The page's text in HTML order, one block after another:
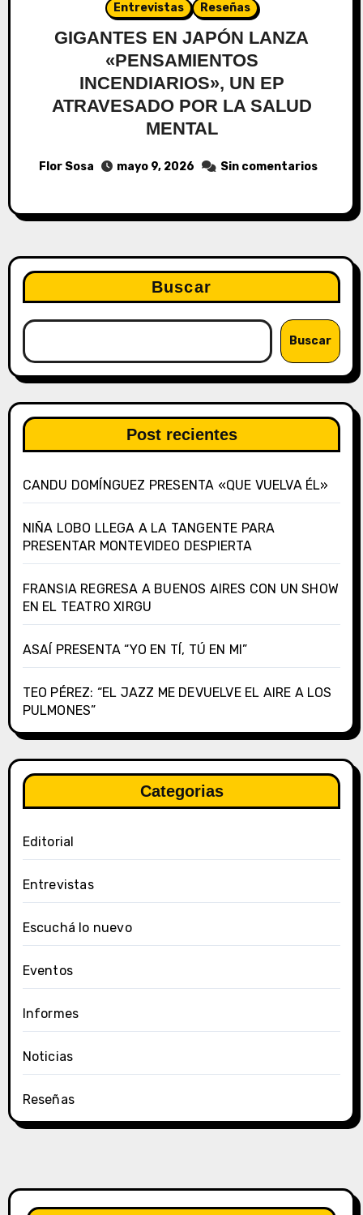
Entrevistas Reseñas
GIGANTES EN JAPÓN LANZA
«PENSAMIENTOS
INCENDIARIOS», UN EP
ATRAVESADO POR LA SALUD
MENTAL
Flor Sosa mayo 9, 2026 Sin comentarios
Buscar
Buscar
Post recientes
CANDU DOMÍNGUEZ PRESENTA «QUE VUELVA ÉL»
NIÑA LOBO LLEGA A LA TANGENTE PARA
PRESENTAR MONTEVIDEO DESPIERTA
FRANSIA REGRESA A BUENOS AIRES CON UN SHOW
EN EL TEATRO XIRGU
ASAÍ PRESENTA “YO EN TÍ, TÚ EN MI”
TEO PÉREZ: “EL JAZZ ME DEVUELVE EL AIRE A LOS
PULMONES”
Categorias
Editorial
Entrevistas
Escuchá lo nuevo
Eventos
Informes
Noticias
Reseñas